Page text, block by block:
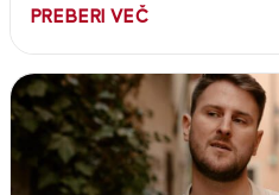
PREBERI VEČ